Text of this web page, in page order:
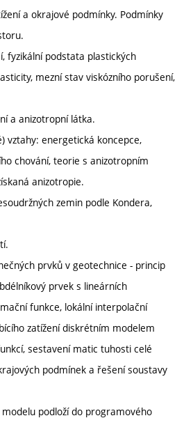
a okrajové podmínky. Podmínky
fyzikální podstata plastických
mezní stav viskózního porušení,
a anizotropní látka.
vztahy: energetická koncepce,
chování, teorie s anizotropním
anizotropie.
zemin podle Kondera,
prvků v geotechnice - princip
prvek s lineárních
funkce, lokální interpolační
zatížení diskrétním modelem
sestavení matic tuhosti celé
podmínek a řešení soustavy
podloží do programového